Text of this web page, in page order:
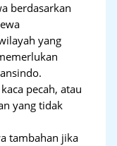
berdasarkan
yang
pecah, atau
yang tidak
tambahan jika